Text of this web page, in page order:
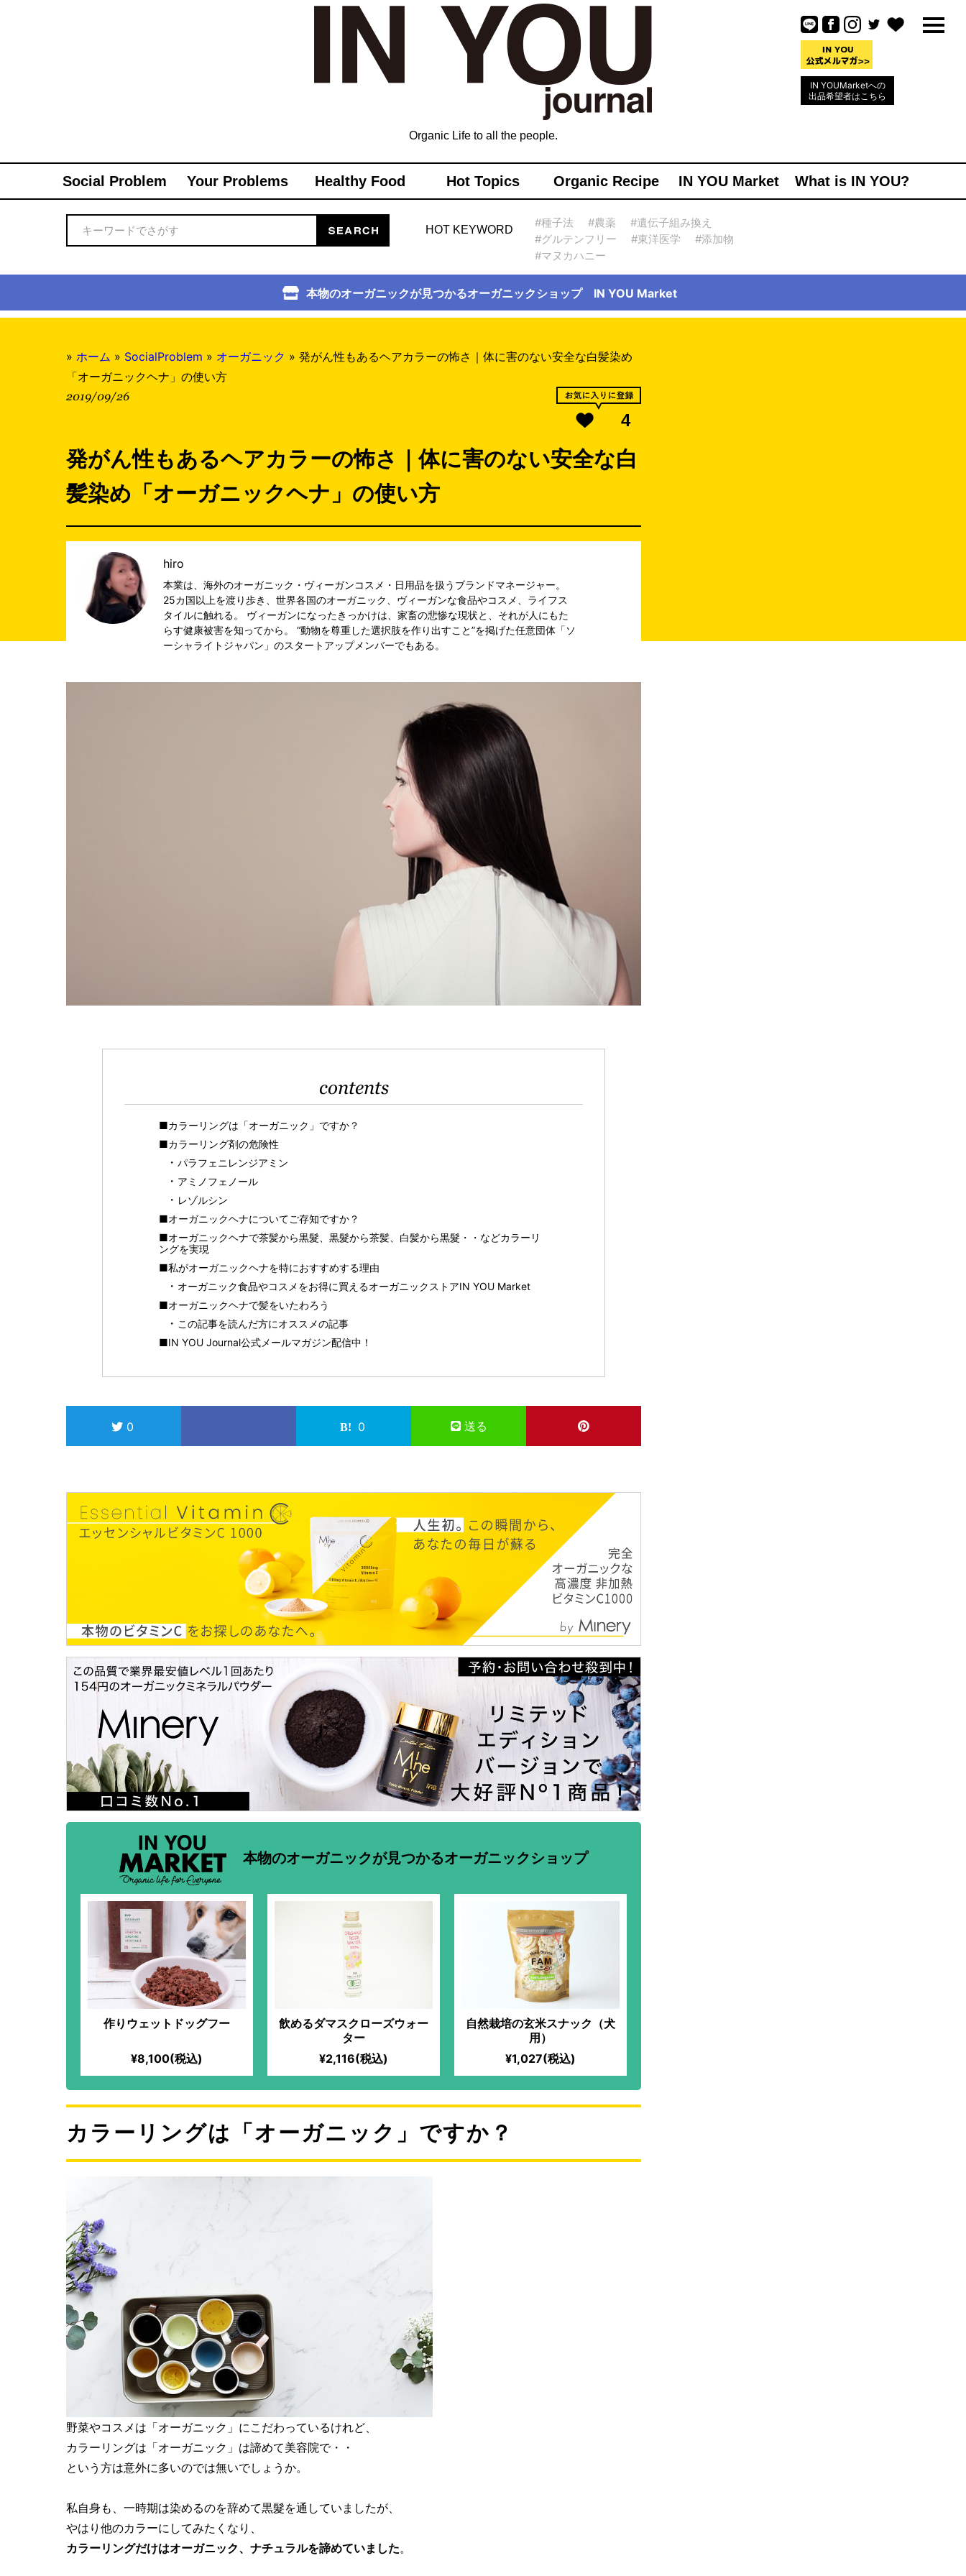
IN YOUMarketへの
出品希望者はこちら
Organic Life to all the people.
Social Problem Your Problems Healthy Food Hot Topics Organic Recipe IN YOU Market What is IN YOU?
HOT KEYWORD
#種子法 #農薬
#遺伝子組み換え
#グルテンフリー
#東洋医学
#添加物
#マヌカハニー
本物のオーガニックが見つかるオーガニックショップ IN YOU Market
» ホーム » SocialProblem » オーガニック » 発がん性もあるヘアカラーの怖さ｜体に害のない安全な白髪染め
「オーガニックヘナ」の使い方
2019/09/26
4
発がん性もあるヘアカラーの怖さ｜体に害のない安全な白
髪染め「オーガニックヘナ」の使い方
hiro
本業は、海外のオーガニック・ヴィーガンコスメ・日用品を扱うブランドマネージャー。
25カ国以上を渡り歩き、世界各国のオーガニック、ヴィーガンな食品やコスメ、ライフス
タイルに触れる。 ヴィーガンになったきっかけは、家畜の悲惨な現状と、それが人にもた
らす健康被害を知ってから。 “動物を尊重した選択肢を作り出すこと”を掲げた任意団体「ソ
ーシャライトジャパン」のスタートアップメンバーでもある。
contents
■カラーリングは「オーガニック」ですか？
■カラーリング剤の危険性
パラフェニレンジアミン
アミノフェノール
レゾルシン
■オーガニックヘナについてご存知ですか？
■オーガニックヘナで茶髪から黒髮、黒髮から茶髪、白髪から黒髮・・などカラーリ
ングを実現
■私がオーガニックヘナを特におすすめする理由
オーガニック食品やコスメをお得に買えるオーガニックストアIN YOU Market
■オーガニックヘナで髪をいたわろう
この記事を読んだ方にオススメの記事
■IN YOU Journal公式メールマガジン配信中！
0 0 送る
本物のオーガニックが見つかるオーガニックショップ
作りウェットドッグフー
¥8,100(税込)
飲めるダマスクローズウォー
ター
¥2,116(税込)
自然栽培の玄米スナック（犬
用）
¥1,027(税込)
カラーリングは「オーガニック」ですか？
野菜やコスメは「オーガニック」にこだわっているけれど、
カラーリングは「オーガニック」は諦めて美容院で・・
という方は意外に多いのでは無いでしょうか。
私自身も、一時期は染めるのを辞めて黒髮を通していましたが、
やはり他のカラーにしてみたくなり、
カラーリングだけはオーガニック、ナチュラルを諦めていました。